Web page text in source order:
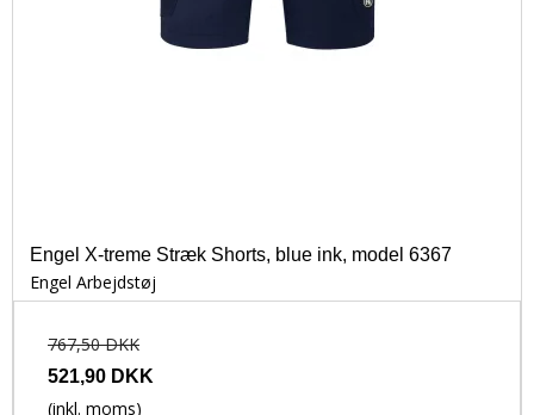
Engel X-treme Stræk Shorts, blue ink, model 6367
Engel Arbejdstøj
767,50 DKK
521,90 DKK
(inkl. moms)